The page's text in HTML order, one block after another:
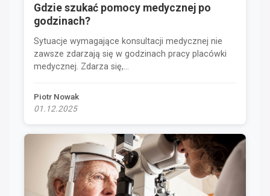
Gdzie szukać pomocy medycznej po
godzinach?
Sytuacje wymagające konsultacji medycznej nie
zawsze zdarzają się w godzinach pracy placówki
medycznej. Zdarza się,...
Piotr Nowak
01.12.2025